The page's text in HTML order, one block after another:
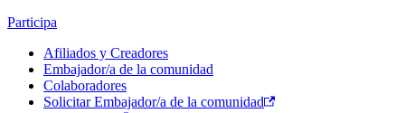
Participa
Afiliados y Creadores
Embajador/a de la comunidad
Colaboradores
Solicitar Embajador/a de la comunidad